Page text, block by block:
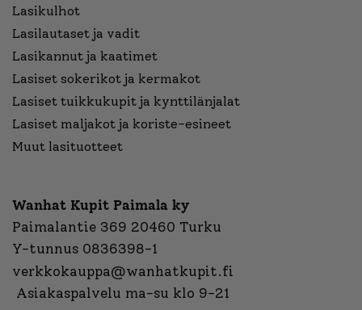
Lasikulhot
Lasilautaset ja vadit
Lasikannut ja kaatimet
Lasiset sokerikot ja kermakot
Lasiset tuikkukupit ja kynttilänjalat
Lasiset maljakot ja koriste-esineet
Muut lasituotteet
Wanhat Kupit Paimala ky
Paimalantie 369 20460 Turku
Y-tunnus 0836398-1
verkkokauppa@wanhatkupit.fi
Asiakaspalvelu ma-su klo 9-21